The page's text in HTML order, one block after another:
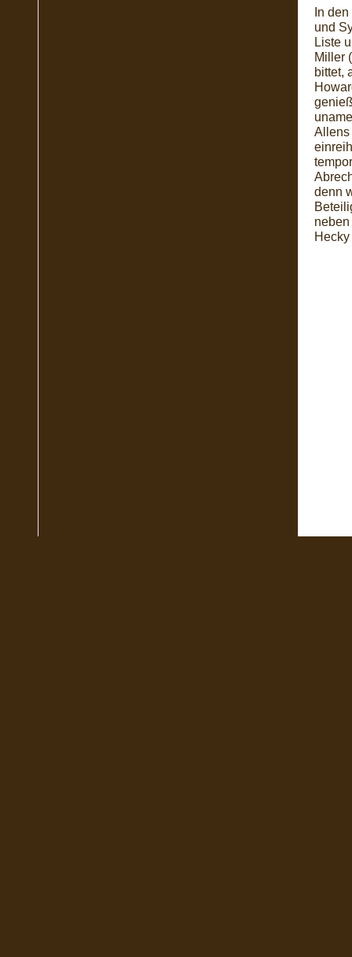
In
und
Liste
Miller
bittet,
Allens
denn